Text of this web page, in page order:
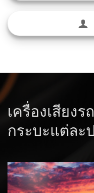
เครื่องเสียง
กระบะแต่ละ